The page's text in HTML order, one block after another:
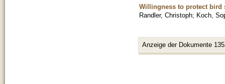
Willingness to protect bird
Randler, Christoph; Koch,
Anzeige der Dokumente